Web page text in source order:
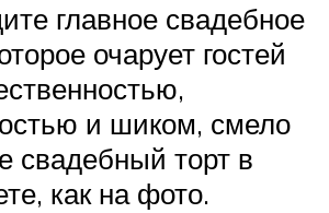
главное свадебное
очарует гостей
и шиком, смело
свадебный торт в
как на фото.